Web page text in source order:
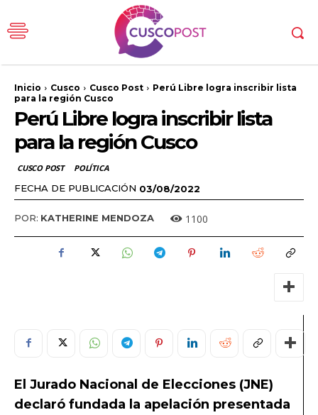
Inicio Cusco Cusco Post
Perú Libre logra inscribir lista
para la región Cusco
Perú Libre logra inscribir lista
para la región Cusco
CUSCO POST POLÍTICA
FECHA DE PUBLICACIÓN 03/08/2022
POR: KATHERINE MENDOZA 1100
El Jurado Nacional de Elecciones (JNE)
declaró fundada la apelación presentada